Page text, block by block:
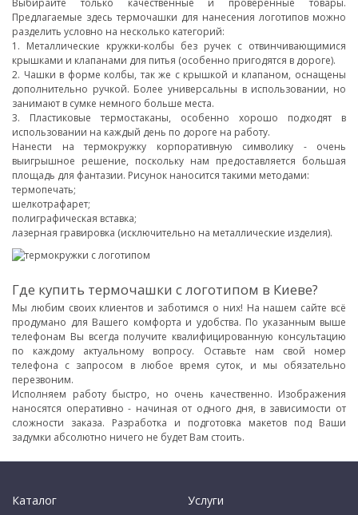
Выбирайте только качественные и проверенные товары.
Предлагаемые здесь термочашки для нанесения логотипов можно
разделить условно на несколько категорий:
1. Металлические кружки-колбы без ручек с отвинчивающимися
крышками и клапанами для питья (особенно пригодятся в дороге).
2. Чашки в форме колбы, так же с крышкой и клапаном, оснащены
дополнительно ручкой. Более универсальны в использовании, но
занимают в сумке немного больше места.
3. Пластиковые термостаканы, особенно хорошо подходят в
использовании на каждый день по дороге на работу.
Нанести на термокружку корпоративную символику - очень
выигрышное решение, поскольку нам предоставляется большая
площадь для фантазии. Рисунок наносится такими методами:
термопечать;
шелкотрафарет;
полиграфическая вставка;
лазерная гравировка (исключительно на металлические изделия).
Где купить термочашки с логотипом в Киеве?
Мы любим своих клиентов и заботимся о них! На нашем сайте всё
продумано для Вашего комфорта и удобства. По указанным выше
телефонам Вы всегда получите квалифицированную консультацию
по каждому актуальному вопросу. Оставьте нам свой номер
телефона с запросом в любое время суток, и мы обязательно
перезвоним.
Исполняем работу быстро, но очень качественно. Изображения
наносятся оперативно - начиная от одного дня, в зависимости от
сложности заказа. Разработка и подготовка макетов под Ваши
задумки абсолютно ничего не будет Вам стоить.
Каталог Услуги